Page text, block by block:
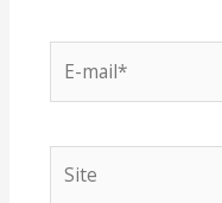
mail*